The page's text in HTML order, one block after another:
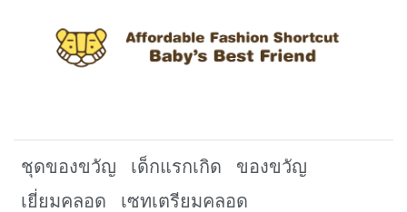
ชุดของขวัญ เด็กแรกเกิด
ของขวัญ
เยี่ยมคลอด
เซทเตรียมคลอด